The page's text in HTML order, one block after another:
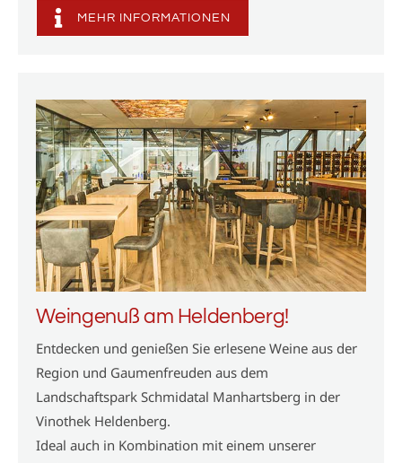
MEHR INFORMATIONEN
Weingenuß am Heldenberg!
Entdecken und genießen Sie erlesene Weine aus der
Region und Gaumenfreuden aus dem
Landschaftspark Schmidatal Manhartsberg in der
Vinothek Heldenberg.
Ideal auch in Kombination mit einem unserer